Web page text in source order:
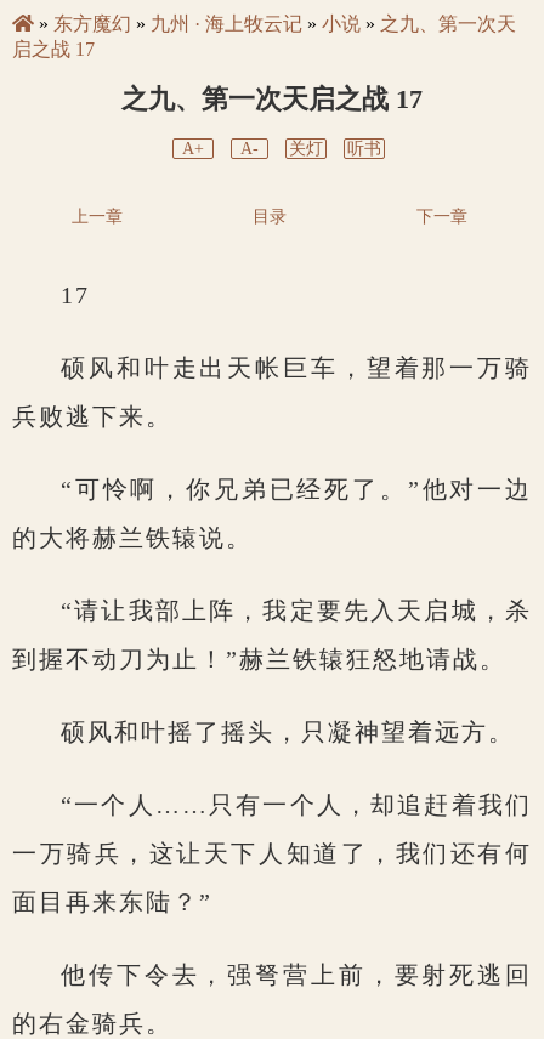
» 东方魔幻 » 九州 · 海上牧云记 » 小说 » 之九、第一次天
启之战 17
之九、第一次天启之战 17
A+ A- 关灯 听书
上一章 目录 下一章
17
硕风和叶走出天帐巨车，望着那一万骑
兵败逃下来。
“可怜啊，你兄弟已经死了。”他对一边
的大将赫兰铁辕说。
“请让我部上阵，我定要先入天启城，杀
到握不动刀为止！”赫兰铁辕狂怒地请战。
硕风和叶摇了摇头，只凝神望着远方。
“一个人……只有一个人，却追赶着我们
一万骑兵，这让天下人知道了，我们还有何
面目再来东陆？”
他传下令去，强弩营上前，要射死逃回
的右金骑兵。